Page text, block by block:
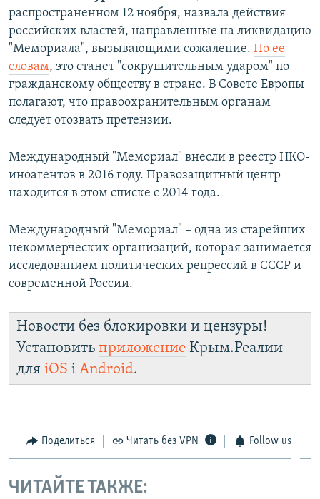
распространенном 12 ноября, назвала действия
российских властей, направленные на ликвидацию
"Мемориала", вызывающими сожаление. По ее
словам, это станет "сокрушительным ударом" по
гражданскому обществу в стране. В Совете Европы
полагают, что правоохранительным органам
следует отозвать претензии.
Международный "Мемориал" внесли в реестр НКО-
иноагентов в 2016 году. Правозащитный центр
находится в этом списке с 2014 года.
Международный "Мемориал" – одна из старейших
некоммерческих организаций, которая занимается
исследованием политических репрессий в СССР и
современной России.
Новости без блокировки и цензуры!
Установить приложение Крым.Реалии
для iOS і Android.
Поделиться Читать без VPN Follow us
ЧИТАЙТЕ ТАКЖЕ: